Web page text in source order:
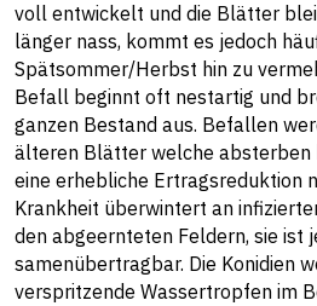
voll entwickelt und die Blätter
länger nass, kommt es jedoch
Spätsommer/Herbst hin zu
Befall beginnt oft nestartig und
ganzen Bestand aus. Befallen
älteren Blätter welche absterben
eine erhebliche Ertragsreduktion
Krankheit überwintert an
den abgeernteten Feldern, sie ist
samenübertragbar. Die Konidien
verspritzende Wassertropfen im